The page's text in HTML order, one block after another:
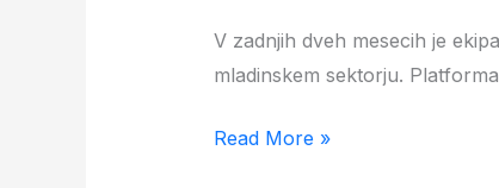
V zadnjih dveh mesecih je
mladinskem sektorju.
deležnikom
Read More »